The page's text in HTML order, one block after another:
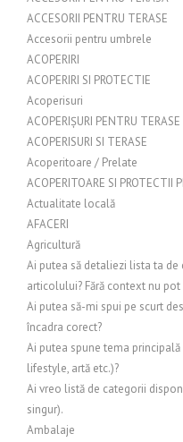
ACCESORII PENTRU TERASE
Accesorii pentru umbrele
ACOPERIRI
ACOPERIRI SI PROTECTIE
Acoperisuri
ACOPERIȘURI PENTRU TERASE
ACOPERISURI SI TERASE
Acoperitoare / Prelate
ACOPERITOARE SI PROTECTII
Actualitate locală
AFACERI
Agricultură
Ai putea să detaliezi lista ta
articolului? Fără context nu
Ai putea să-mi spui pe scurt
încadra corect?
Ai putea spune tema
lifestyle, artă etc.)?
Ai vreo listă de categorii
singur).
Ambalaje